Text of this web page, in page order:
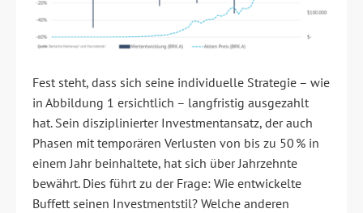
Fest steht, dass sich seine individuelle Strategie – wie
in Abbildung 1 ersichtlich – langfristig ausgezahlt
hat. Sein disziplinierter Investmentansatz, der auch
Phasen mit temporären Verlusten von bis zu 50 % in
einem Jahr beinhaltete, hat sich über Jahrzehnte
bewährt. Dies führt zu der Frage: Wie entwickelte
Buffett seinen Investmentstil? Welche anderen